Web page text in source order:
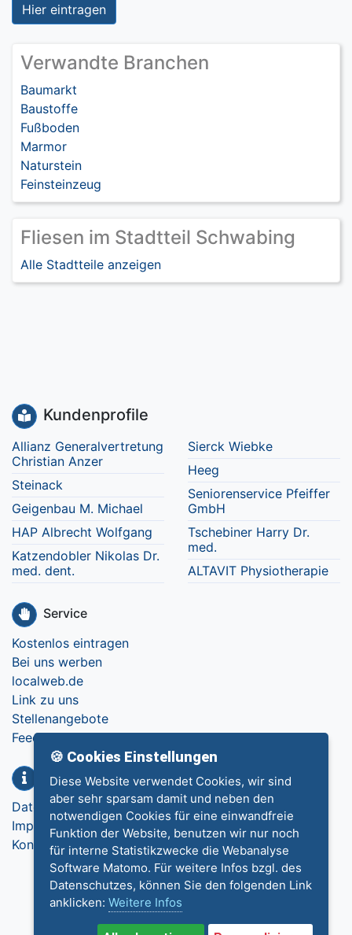
Hier eintragen
Verwandte Branchen
Baumarkt
Baustoffe
Fußboden
Marmor
Naturstein
Feinsteinzeug
Fliesen im Stadtteil Schwabing
Alle Stadtteile anzeigen
Kundenprofile
Allianz Generalvertretung
Christian Anzer
Steinack
Geigenbau M. Michael
HAP Albrecht Wolfgang
Katzendobler Nikolas Dr.
med. dent.
Sierck Wiebke
Heeg
Seniorenservice Pfeiffer
GmbH
Tschebiner Harry Dr.
med.
ALTAVIT Physiotherapie
Service
Kostenlos eintragen
Bei uns werben
localweb.de
Link zu uns
Stellenangebote
Feedback
Info
Datenschutz
Impressum
Kontakt
🍪 Cookies Einstellungen
Diese Website verwendet Cookies, wir sind
aber sehr sparsam damit und neben den
notwendigen Cookies für eine einwandfreie
Funktion der Website, benutzen wir nur noch
für interne Statistikzwecke die Webanalyse
Software Matomo. Für weitere Infos bzgl. des
Datenschutzes, können Sie den folgenden Link
anklicken: Weitere Infos